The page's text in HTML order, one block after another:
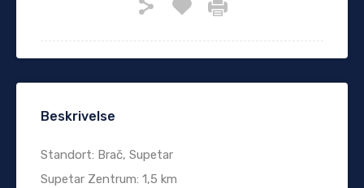
Beskrivelse
Standort: Brač, Supetar
Supetar Zentrum: 1,5 km